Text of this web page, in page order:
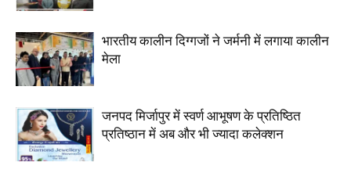
भारतीय कालीन दिग्गजों ने जर्मनी में लगाया कालीन
मेला
जनपद मिर्जापुर में स्वर्ण आभूषण के प्रतिष्ठित
प्रतिष्ठान में अब और भी ज्यादा कलेक्शन